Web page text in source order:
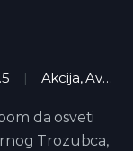
Akcija,Avantura
da osveti
Trozubca,